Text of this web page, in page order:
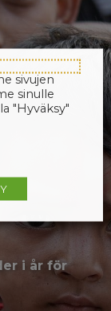
i år för
sivujen
sinulle
"Hyväksy"